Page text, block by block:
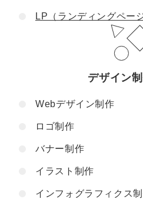
LP（ランディングペー
デザイン
Webデザイン制作
ロゴ制作
バナー制作
イラスト制作
インフォグラフィクス